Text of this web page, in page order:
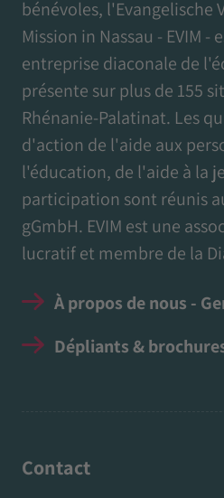
bénévoles, l'Evangelische
Mission in Nassau - EVIM -
entreprise diaconale de
présente sur plus de 155
Rhénanie-Palatinat. Les
d'action de l'aide aux
l'éducation, de l'aide à la
participation sont réunis
gGmbH. EVIM est une
lucratif et membre de la
À propos de nous -
Dépliants &
Contact